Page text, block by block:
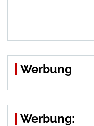
Werbung
Werbung: